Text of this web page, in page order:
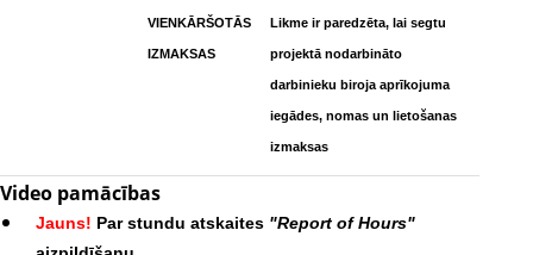
VIENKĀRŠOTĀS
IZMAKSAS
Likme ir paredzēta, lai segtu
projektā nodarbināto
darbinieku biroja aprīkojuma
iegādes, nomas un lietošanas
izmaksas
Video pamācības
Jauns! Par stundu atskaites "Report of Hours"